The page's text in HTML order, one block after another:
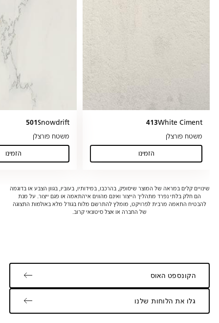
413White Ciment
משטח פורצלן
הזמינו
(White Ciment)
501Snowdrift
משטח פורצלן
הזמינו
(Snowdrift)
שינויים קלים במראה של המוצר שיסופק, בהרכבו, במידותיו, בעוביו, בגוון הצבע או בדוגמה
הם חלק בלתי נפרד מתהליך הייצור ואינם מהווים אי־התאמה או פגם ייצור. על מנת
להבטיח התאמה מרבית לפרויקט, מומלץ להתרשם מלוח בגודל מלא באולמות התצוגה
של החברה או אצל סיטונאי קרוב.
הקונספט האוס
גלו את הלוחות שלנו